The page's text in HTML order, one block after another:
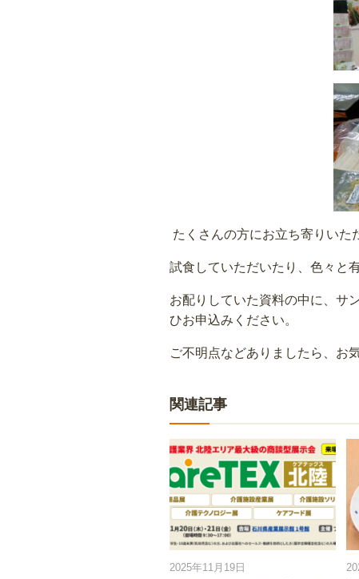
たくさんの方にお立ち寄りいた
試食していただいたり、色々と
お配りしていた資料の中に、サ
ひお申込みください。
ご不明点などありましたら、お
関連記事
2025年11月19日